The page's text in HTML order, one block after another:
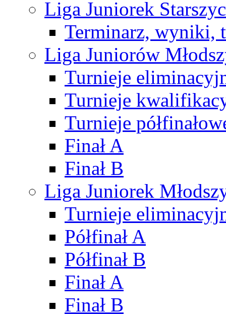
Liga Juniorek
Terminarz, wyniki,
Liga Juniorów
Turnieje
Turnieje
Turnieje
Finał A
Finał B
Liga Juniorek
Turnieje
Półfinał A
Półfinał B
Finał A
Finał B